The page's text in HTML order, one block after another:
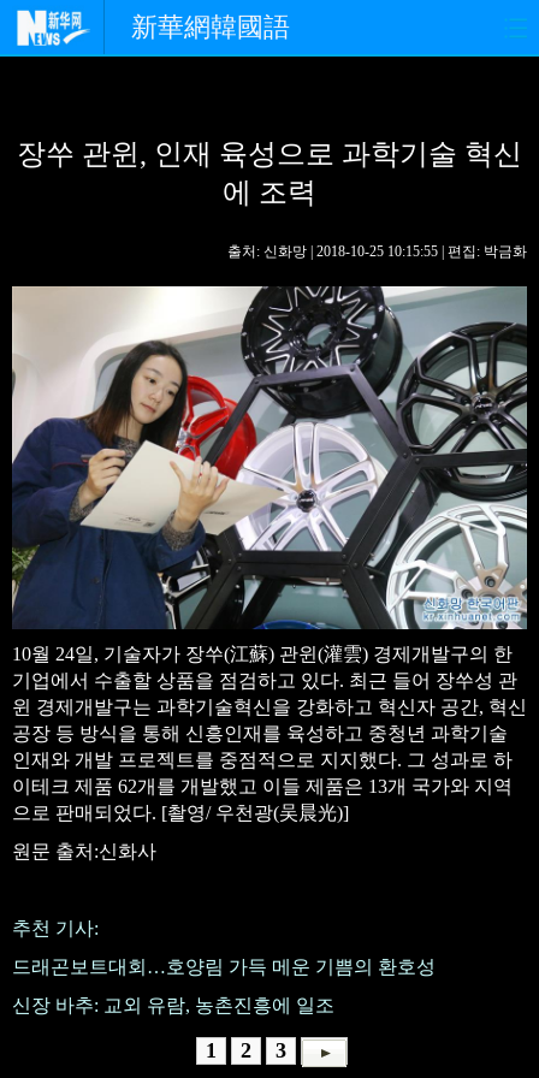
新華網韓國語
경제 사회 포토
핫 TV
생생 중국어
장쑤 관윈, 인재 육성으로 과학기술 혁신
에 조력
출처: 신화망 | 2018-10-25 10:15:55 | 편집: 박금화
10월 24일, 기술자가 장쑤(江蘇) 관윈(灌雲) 경제개발구의 한
기업에서 수출할 상품을 점검하고 있다. 최근 들어 장쑤성 관
윈 경제개발구는 과학기술혁신을 강화하고 혁신자 공간, 혁신
공장 등 방식을 통해 신흥인재를 육성하고 중청년 과학기술
인재와 개발 프로젝트를 중점적으로 지지했다. 그 성과로 하
이테크 제품 62개를 개발했고 이들 제품은 13개 국가와 지역
으로 판매되었다. [촬영/ 우천광(吴晨光)]
원문 출처:신화사
추천 기사:
드래곤보트대회…호양림 가득 메운 기쁨의 환호성
신장 바추: 교외 유람, 농촌진흥에 일조
1 2 3